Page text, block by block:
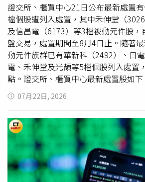
證交所、櫃買中心21日公布最新處置
檔個股遭列入處置，其中禾伸堂（3026
及信昌電（6173）等3檔被動元件股
盤交易，處置期間至8月4日止。隨著
動元件族群已有華新科（2492）、日
電、禾伸堂及光頡等5檔個股列入處置
點。證交所、櫃買中心最新處置股如
自22日起採20分鐘分盤交易。證交所
業日累積收盤價跌幅達35.70%，因此
堂（3026）自22日起採20分鐘分盤交
指出，禾伸堂最近6個營業日累積收盤
個營業日起迄兩個營業日收盤價價差 達
12.25%、本益比87.89倍、股價淨值
基證券買進成交金額占當日總成交金額
資人賣出成交金額占比超過一成、達1
07月22日, 2026